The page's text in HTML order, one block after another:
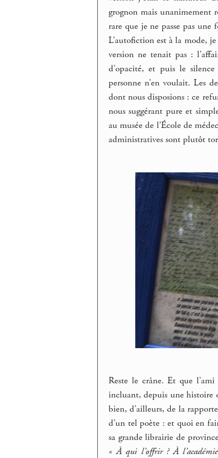
grognon mais unanimement
rare que je ne passe pas
L’autofiction est à la mode,
version ne tenait pas :
d’opacité, et puis le
personne n’en voulait. Les
dont nous disposions : ce
nous suggérant pure et
au musée de l’École de
administratives sont plutôt
Reste le crâne. Et que
incluant, depuis une histoire
bien, d’ailleurs, de la
d’un tel poète : et quoi en
sa grande librairie de
« À qui l’offrir ? À